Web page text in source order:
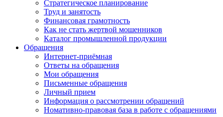
Стратегическое планирование
Труд и занятость
Финансовая грамотность
Как не стать жертвой мошенников
Каталог промышленной продукции
Обращения
Интернет-приёмная
Ответы на обращения
Мои обращения
Письменные обращения
Личный прием
Информация о рассмотрении обращений
Номативно-правовая база в работе с обращениями